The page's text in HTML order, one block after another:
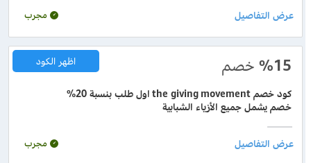
مجرب
%15 خصم
كود خصم the giving movement اول طلب بنسبة 20%
خصم يشمل جميع الأزياء الشبابية
اظهر الكود
مجرب